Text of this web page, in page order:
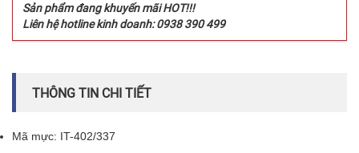
Sản phẩm đang khuyến mãi HOT!!!
Liên hệ hotline kinh doanh: 0938 390 499
THÔNG TIN CHI TIẾT
Mã mực: IT-402/337